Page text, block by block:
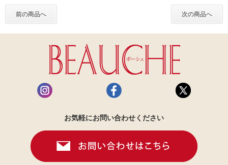
前の商品へ 次の商品へ
お気軽にお問い合わせください